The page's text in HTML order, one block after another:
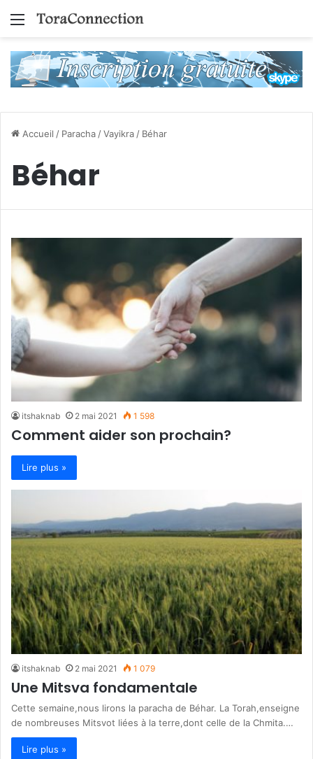
Menu
Accueil / Paracha /Vayikra / Béhar
Béhar
itshaknab 2 mai 2021 1 598
Comment aider son prochain?
Lire plus »
itshaknab 2 mai 2021 1 079
Une Mitsva fondamentale
Cette semaine,nous lirons la paracha de Béhar. La Torah,enseigne
de nombreuses Mitsvot liées à la terre,dont celle de la Chmita.…
Lire plus »